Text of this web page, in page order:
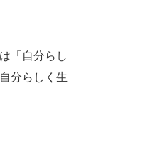
「自分らし
分らしく生